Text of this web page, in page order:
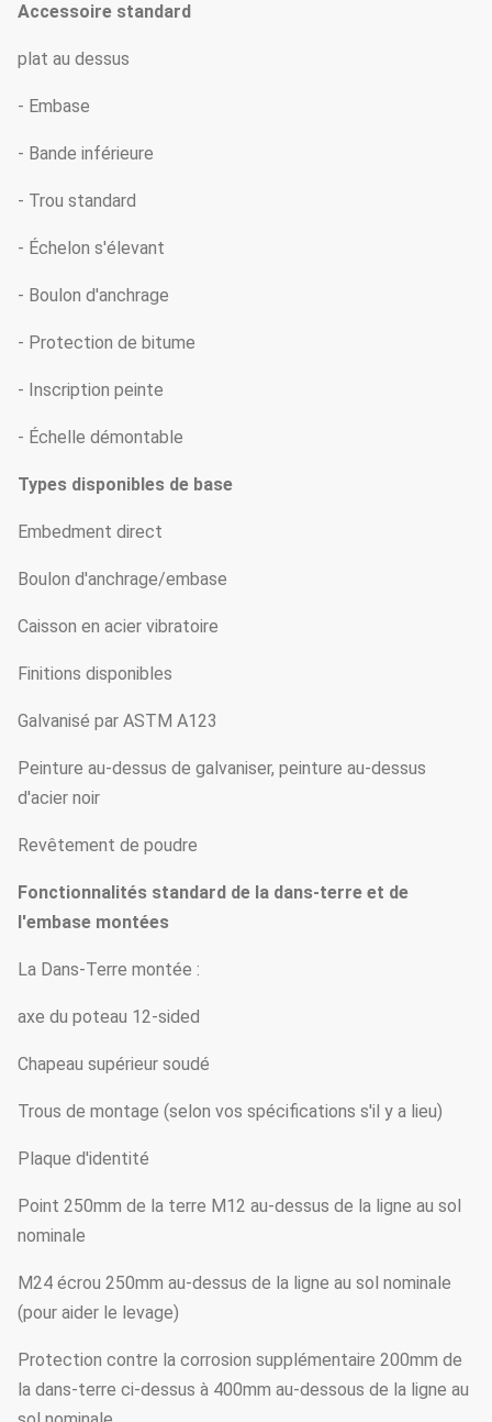
Accessoire standard
plat au dessus
- Embase
- Bande inférieure
- Trou standard
- Échelon s'élevant
- Boulon d'anchrage
- Protection de bitume
- Inscription peinte
- Échelle démontable
Types disponibles de base
Embedment direct
Boulon d'anchrage/embase
Caisson en acier vibratoire
Finitions disponibles
Galvanisé par ASTM A123
Peinture au-dessus de galvaniser, peinture au-dessus
d'acier noir
Revêtement de poudre
Fonctionnalités standard de la dans-terre et de
l'embase montées
La Dans-Terre montée :
axe du poteau 12-sided
Chapeau supérieur soudé
Trous de montage (selon vos spécifications s'il y a lieu)
Plaque d'identité
Point 250mm de la terre M12 au-dessus de la ligne au sol
nominale
M24 écrou 250mm au-dessus de la ligne au sol nominale
(pour aider le levage)
Protection contre la corrosion supplémentaire 200mm de
la dans-terre ci-dessus à 400mm au-dessous de la ligne au